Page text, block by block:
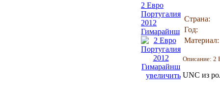
2 Евро
Португалия
2012
Гимарайнш
увеличить
Страна:
Год:
Материал:
Описание: 2
UNC из